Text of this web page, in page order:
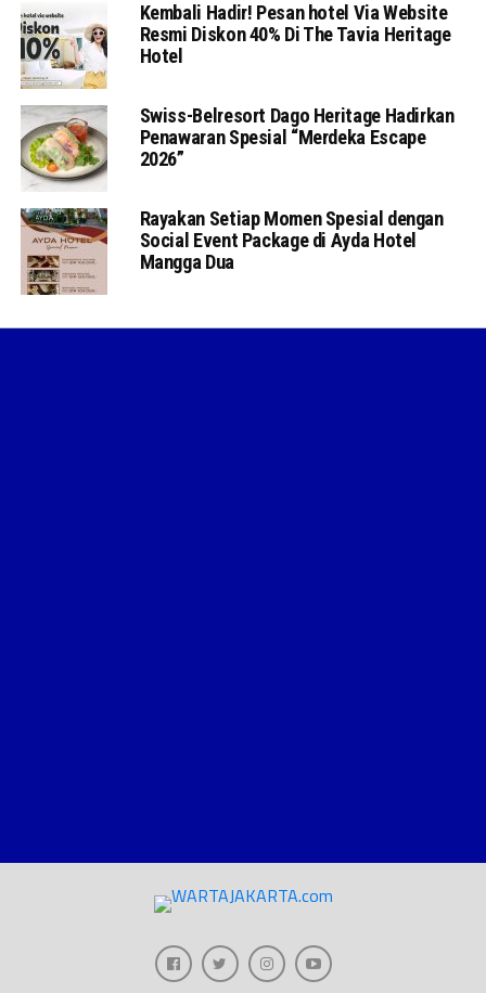
Kembali Hadir! Pesan hotel Via Website
Resmi Diskon 40% Di The Tavia Heritage
Hotel
Swiss-Belresort Dago Heritage Hadirkan
Penawaran Spesial “Merdeka Escape
2026”
Rayakan Setiap Momen Spesial dengan
Social Event Package di Ayda Hotel
Mangga Dua